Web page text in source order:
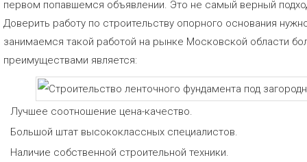
первом попавшемся объявлении. Это не самый верный
Доверить работу по строительству опорного основания
занимаемся такой работой на рынке Московской области
преимуществами является:
Лучшее соотношение цена-качество.
Большой штат высококлассных специалистов.
Наличие собственной строительной техники.